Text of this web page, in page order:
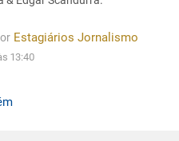
Estagiários Jornalismo
13:40